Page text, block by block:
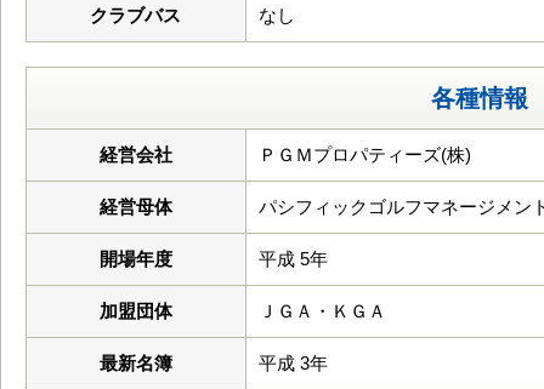
クラブバス なし
各種情報
経営会社 ＰＧＭプロパティーズ(株)
経営母体 パシフィックゴルフマネージメン
開場年度 平成 5年
加盟団体 ＪＧＡ・ＫＧＡ
最新名簿 平成 3年